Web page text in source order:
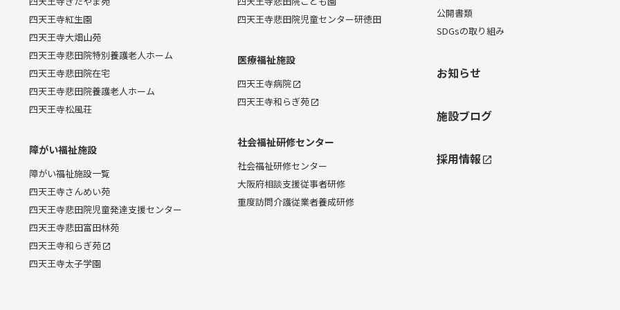
四天王寺紅生園
四天王寺大畑山苑
四天王寺悲田院特別養護老人ホーム
四天王寺悲田院在宅
四天王寺悲田院養護老人ホーム
四天王寺松風荘
障がい福祉施設
障がい福祉施設一覧
四天王寺さんめい苑
四天王寺悲田院児童発達支援センター
四天王寺悲田富田林苑
四天王寺和らぎ苑
四天王寺太子学園
四天王寺悲田院児童センター研徳田
医療福祉施設
四天王寺病院
四天王寺和らぎ苑
社会福祉研修センター
社会福祉研修センター
大阪府相談支援従事者研修
重度訪問介護従業者養成研修
公開書類
SDGsの取り組み
お知らせ
施設ブログ
採用情報